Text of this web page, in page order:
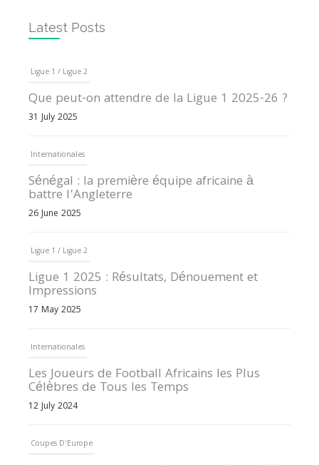
Latest Posts
Ligue 1 / Ligue 2
Que peut-on attendre de la Ligue 1 2025-26 ?
31 July 2025
Internationales
Sénégal : la première équipe africaine à
battre l’Angleterre
26 June 2025
Ligue 1 / Ligue 2
Ligue 1 2025 : Résultats, Dénouement et
Impressions
17 May 2025
Internationales
Les Joueurs de Football Africains les Plus
Célèbres de Tous les Temps
12 July 2024
Coupes D'Europe